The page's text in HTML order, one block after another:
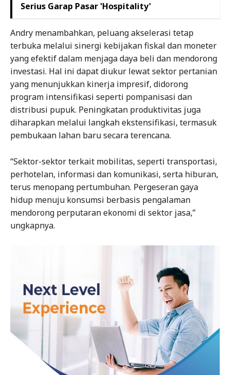
Serius Garap Pasar 'Hospitality'
Andry menambahkan, peluang akselerasi tetap
terbuka melalui sinergi kebijakan fiskal dan moneter
yang efektif dalam menjaga daya beli dan mendorong
investasi. Hal ini dapat diukur lewat sektor pertanian
yang menunjukkan kinerja impresif, didorong
program intensifikasi seperti pompanisasi dan
distribusi pupuk. Peningkatan produktivitas juga
diharapkan melalui langkah ekstensifikasi, termasuk
pembukaan lahan baru secara terencana.
“Sektor-sektor terkait mobilitas, seperti transportasi,
perhotelan, informasi dan komunikasi, serta hiburan,
terus menopang pertumbuhan. Pergeseran gaya
hidup menuju konsumsi berbasis pengalaman
mendorong perputaran ekonomi di sektor jasa,”
ungkapnya.